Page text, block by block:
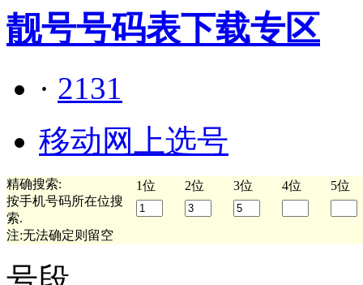
靓号号码表下载专区
· 2131
移动网上选号
精确搜索:
按手机号码所在位搜
索.
注:无法确定则留空
1位 2位 3位 4位 5位